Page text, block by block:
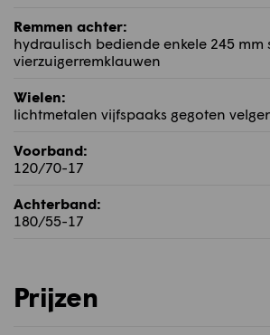
Remmen achter:
hydraulisch bediende enkele 245 mm
vierzuigerremklauwen
Wielen:
lichtmetalen vijfspaaks gegoten
Voorband:
120/70-17
Achterband:
180/55-17
Prijzen